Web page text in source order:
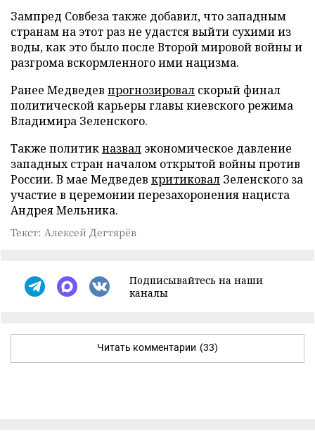
Зампред Совбеза также добавил, что западным
странам на этот раз не удастся выйти сухими из
воды, как это было после Второй мировой войны и
разгрома вскормленного ими нацизма.
Ранее Медведев прогнозировал скорый финал
политической карьеры главы киевского режима
Владимира Зеленского.
Также политикназвал экономическое давление
западных стран началом открытой войны против
России. В мае Медведев критиковал Зеленского за
участие в церемонии перезахоронения нациста
Андрея Мельника.
Текст: Алексей Дегтярёв
Подписывайтесь на наши
каналы
Читать комментарии (33)